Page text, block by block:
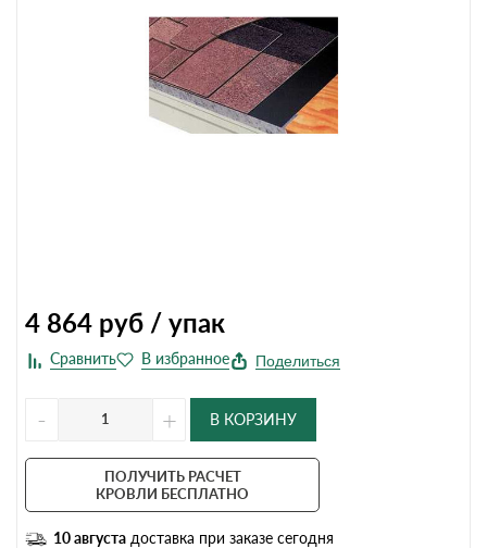
4 864 руб / упак
Поделиться
- + В КОРЗИНУ
ПОЛУЧИТЬ РАСЧЕТ
КРОВЛИ БЕСПЛАТНО
10 августа доставка при заказе сегодня